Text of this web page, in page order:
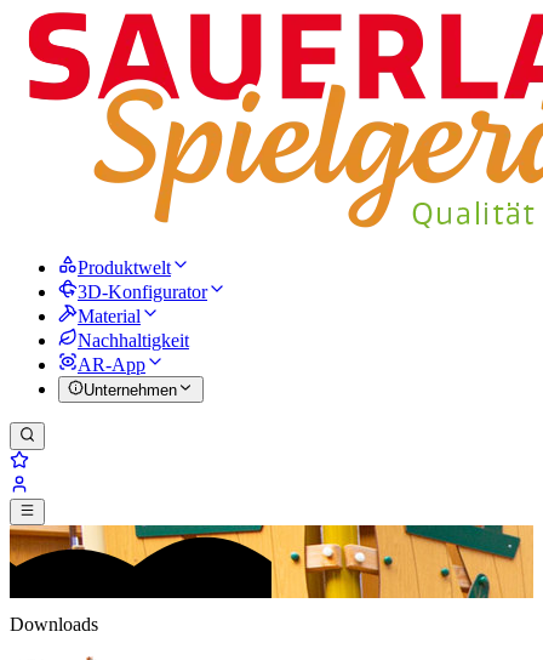
Produktwelt
3D-Konfigurator
Material
Nachhaltigkeit
AR-App
Unternehmen
Downloads